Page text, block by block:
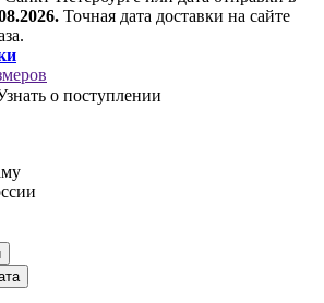
Точная дата доставки на сайте
о поступлении